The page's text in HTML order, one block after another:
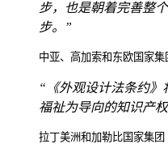
步，也是朝着完善整
步。”
中亚、高加索和东欧国家集
“《外观设计法条约
福祉为导向的知识产
拉丁美洲和加勒比国家集团